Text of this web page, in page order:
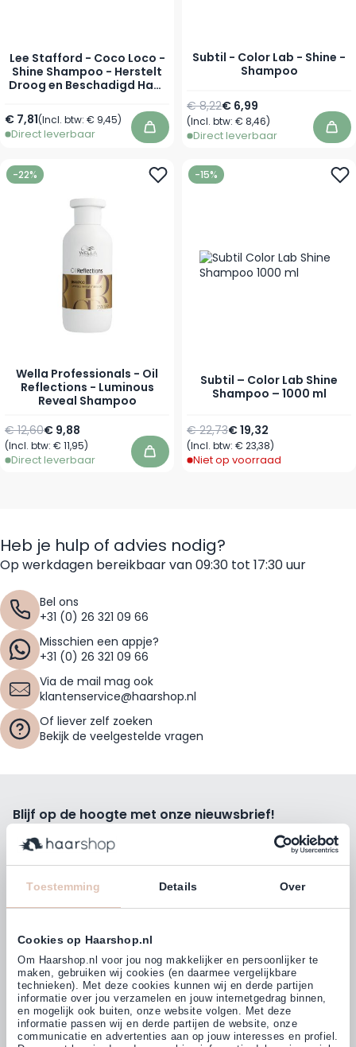
Toestemming Details Over
Cookies op Haarshop.nl
Om Haarshop.nl voor jou nog makkelijker en persoonlijker te
maken, gebruiken wij cookies (en daarmee vergelijkbare
technieken). Met deze cookies kunnen wij en derde partijen
informatie over jou verzamelen en jouw internetgedrag binnen,
en mogelijk ook buiten, onze website volgen. Met deze
informatie passen wij en derde partijen de website, onze
communicatie en advertenties aan op jouw interesses en profiel.
Lee Stafford - Coco Loco -
Shine Shampoo - Herstelt
Droog en Beschadigd Haar
€ 7,81(Incl. btw: € 9,45)
Direct leverbaar In winkelwagen
Subtil - Color Lab - Shine -
Shampoo
Vanaf
€ 6,99
Normale prijs
€ 8,22
(Incl. btw: € 8,46)
Direct leverbaar In
-22%
Wella Professionals - Oil
Reflections - Luminous
Reveal Shampoo
Vanaf
€ 9,88
Normale prijs
€ 12,60
(Incl. btw: € 11,95)
Direct leverbaar In winkelwagen
-15%
Subtil – Color Lab Shine
Shampoo – 1000 ml
Speciale prijs
€ 19,32
Normale prijs
€ 22,73
(Incl. btw: € 23,38)
Niet op voorraad
Heb je hulp of advies nodig?
Op werkdagen bereikbaar van 09:30 tot 17:30 uur
Bel ons
+31 (0) 26 321 09 66
Misschien een appje?
+31 (0) 26 321 09 66
Via de mail mag ook
klantenservice@haarshop.nl
Of liever zelf zoeken
Bekijk de veelgestelde vragen
Blijf op de hoogte met onze nieuwsbrief!
Ontvang wekelijks de beste kortingsacties, tips en nieuws
rechtstreeks in jou e-mailbox.
E-mailadres
Inschrijven
Volg ons
Klanten beoordelen ons met
4,77 (38.000+)